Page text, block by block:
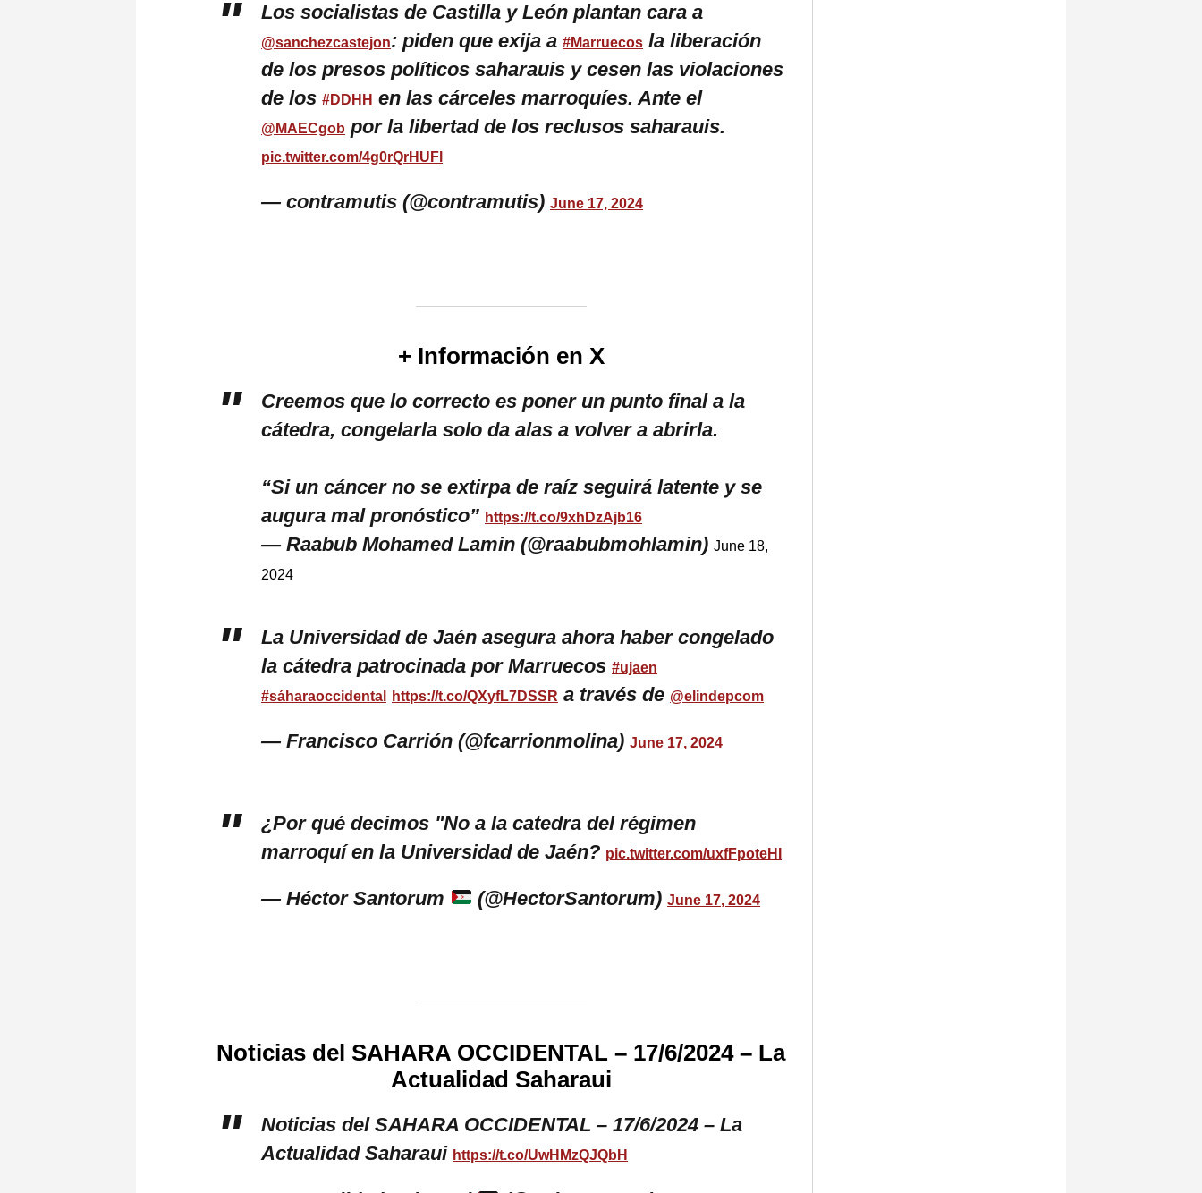
Los socialistas de Castilla y León plantan cara a
@sanchezcastejon: piden que exija a #Marruecos la liberación
de los presos políticos saharauis y cesen las violaciones
de los #DDHH en las cárceles marroquíes. Ante el
@MAECgob por la libertad de los reclusos saharauis.
pic.twitter.com/4g0rQrHUFl
— contramutis (@contramutis) June 17, 2024
+ Información en X
Creemos que lo correcto es poner un punto final a la
cátedra, congelarla solo da alas a volver a abrirla.
“Si un cáncer no se extirpa de raíz seguirá latente y se
augura mal pronóstico” https://t.co/9xhDzAjb16
— Raabub Mohamed Lamin (@raabubmohlamin) June 18,
2024
La Universidad de Jaén asegura ahora haber congelado
la cátedra patrocinada por Marruecos #ujaen
#sáharaoccidental
https://t.co/QXyfL7DSSR a través de @elindepcom
— Francisco Carrión (@fcarrionmolina) June 17, 2024
¿Por qué decimos "No a la catedra del régimen
marroquí en la Universidad de Jaén? pic.twitter.com/uxfFpoteHI
— Héctor Santorum (@HectorSantorum)June 17, 2024
Noticias del SAHARA OCCIDENTAL – 17/6/2024 – La
Actualidad Saharaui
Noticias del SAHARA OCCIDENTAL – 17/6/2024 – La
Actualidad Saharaui https://t.co/UwHMzQJQbH